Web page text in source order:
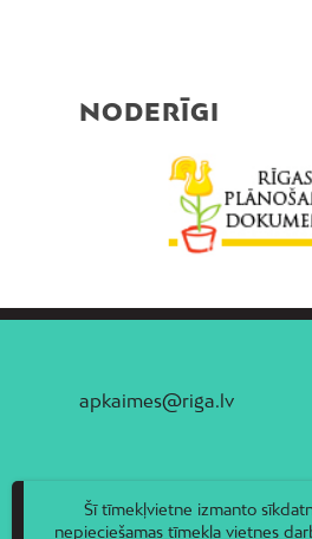
NODERĪGI
apkaimes@riga.lv
Šī tīmekļvietne izmanto
nepieciešamas tīmekļa vietnes